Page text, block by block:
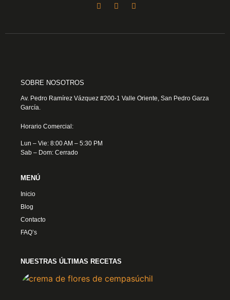
SOBRE NOSOTROS
Av. Pedro Ramírez Vázquez #200-1 Valle Oriente, San Pedro Garza
García.
Horario Comercial:
Lun – Vie: 8:00 AM – 5:30 PM
Sab – Dom: Cerrado
MENÚ
Inicio
Blog
Contacto
FAQ’s
NUESTRAS ÚLTIMAS RECETAS